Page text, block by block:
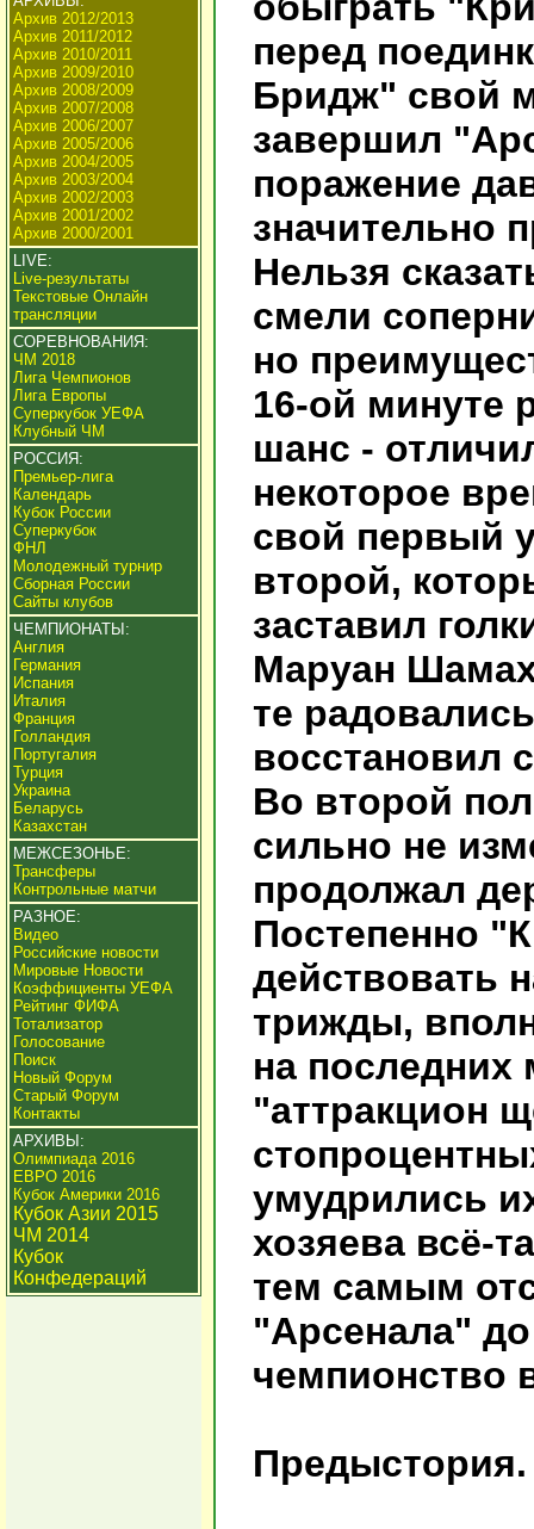
Архив 2012/2013
Архив 2011/2012
Архив 2010/2011
Архив 2009/2010
Архив 2008/2009
Архив 2007/2008
Архив 2006/2007
Архив 2005/2006
Архив 2004/2005
Архив 2003/2004
Архив 2002/2003
Архив 2001/2002
Архив 2000/2001
LIVE:
Live-результаты
Текстовые Онлайн
трансляции
СОРЕВНОВАНИЯ:
ЧМ 2018
Лига Чемпионов
Лига Европы
Суперкубок УЕФА
Клубный ЧМ
РОССИЯ:
Премьер-лига
Календарь
Кубок России
Суперкубок
ФНЛ
Молодежный турнир
Сборная России
Сайты клубов
ЧЕМПИОНАТЫ:
Англия
Германия
Испания
Италия
Франция
Голландия
Португалия
Турция
Украина
Беларусь
Казахстан
МЕЖСЕЗОНЬЕ:
Трансферы
Контрольные матчи
РАЗНОЕ:
Видео
Российские новости
Мировые Новости
Коэффициенты УЕФА
Рейтинг ФИФА
Тотализатор
Голосование
Поиск
Новый Форум
Старый Форум
Контакты
АРХИВЫ:
Олимпиада 2016
ЕВРО 2016
Кубок Америки 2016
Кубок Азии 2015
ЧМ 2014
Кубок
Конфедераций
перед
Бридж" свой
завершил
поражение
значительно
Нельзя
смели
но
16-ой минуте
шанс -
некоторое
свой первый
второй,
заставил
Маруан
те
восстановил
Во второй
сильно не
продолжал
Постепенно
действовать
трижды,
на последних
"аттракцион
умудрились
хозяева всё-
тем самым
"Арсенала"
чемпионство
Предыстория.